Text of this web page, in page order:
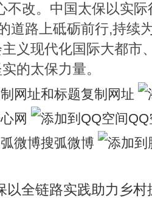
不改。中国太保以实际
道路上砥砺前行,持续
义现代化国际大都市
的太保力量。
复制网址
网
搜弧微博
以全链路实践助力乡村